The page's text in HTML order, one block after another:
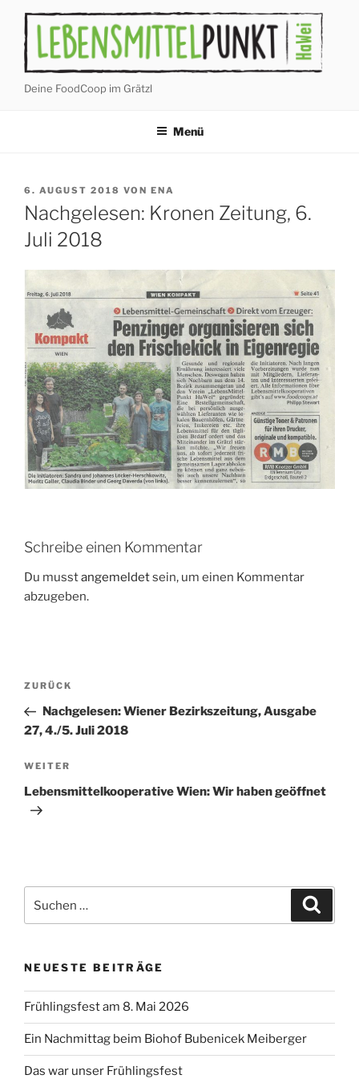
Inhalt
springen
Deine FoodCoop im Grätzl
Menü
VERÖFFENTLICHT
AM
6. AUGUST 2018 VON ENA
Nachgelesen: Kronen Zeitung, 6.
Juli 2018
Schreibe einen Kommentar
Du musstangemeldetsein, um einen Kommentar
abzugeben.
Beitragsnavigation
Vorheriger
Beitrag
ZURÜCK
Nachgelesen: Wiener Bezirkszeitung, Ausgabe
27, 4./5. Juli 2018
Nächster
Beitrag
WEITER
Lebensmittelkooperative Wien: Wir haben geöffnet
nach:
NEUESTE BEITRÄGE
Frühlingsfest am 8. Mai 2026
Ein Nachmittag beim Biohof Bubenicek Meiberger
Das war unser Frühlingsfest